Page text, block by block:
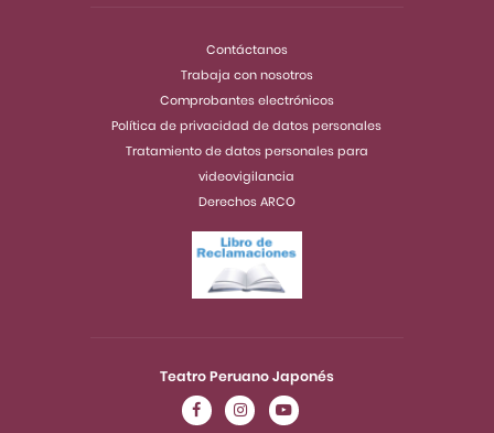
Teatro Peruano Japonés
Contáctanos
Trabaja con nosotros
Comprobantes electrónicos
Política de privacidad de datos personales
Tratamiento de datos personales para
videovigilancia
Derechos ARCO